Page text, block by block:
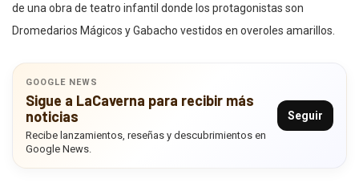
de una obra de teatro infantil donde los protagonistas son
Dromedarios Mágicos y Gabacho vestidos en overoles amarillos.
GOOGLE NEWS
Sigue a LaCaverna para recibir más
noticias
Recibe lanzamientos, reseñas y descubrimientos en
Google News.
Seguir